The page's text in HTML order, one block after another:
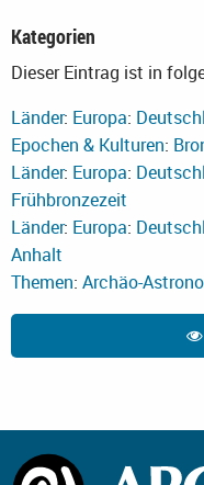
Kategorien
Dieser Eintrag ist in
Länder: Europa:
Epochen & Kulturen:
Länder: Europa:
Frühbronzezeit
Länder: Europa:
Anhalt
Themen: Archäo-